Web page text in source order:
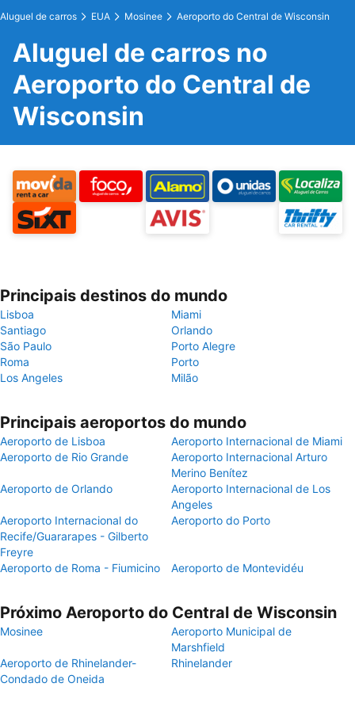
Aluguel de carros EUA Mosinee Aeroporto do Central de Wisconsin
Aluguel de carros no
Aeroporto do Central de
Wisconsin
Principais destinos do mundo
Lisboa
Miami
Santiago
Orlando
São Paulo
Porto Alegre
Roma
Porto
Los Angeles
Milão
Principais aeroportos do mundo
Aeroporto de Lisboa
Aeroporto Internacional de Miami
Aeroporto de Rio Grande
Aeroporto Internacional Arturo
Merino Benítez
Aeroporto de Orlando
Aeroporto Internacional de Los
Angeles
Aeroporto Internacional do
Recife/Guararapes - Gilberto
Freyre
Aeroporto do Porto
Aeroporto de Roma - Fiumicino Aeroporto de Montevidéu
Próximo Aeroporto do Central de Wisconsin
Mosinee
Aeroporto Municipal de
Marshfield
Aeroporto de Rhinelander-
Condado de Oneida
Rhinelander